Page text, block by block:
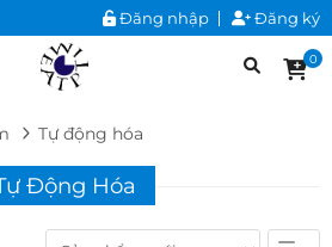
Đăng nhập Đăng ký
0
Tự động hóa
Động Hóa